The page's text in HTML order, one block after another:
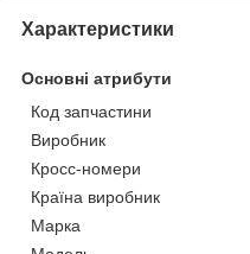
Характеристики
Основні атрибути
Код запчастини
Виробник
Кросс-номери
Країна виробник
Марка